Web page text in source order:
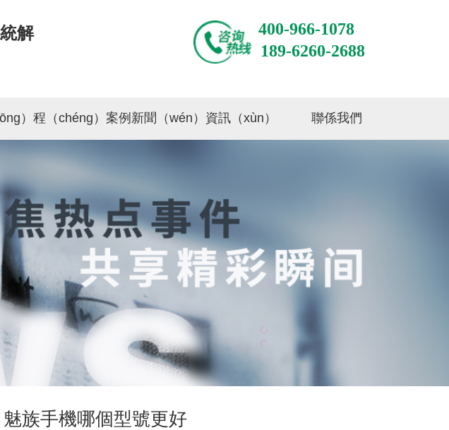
解
400-966-1078
189-6260-2688
）程（chéng）案例 新聞（wén）資訊（xùn） 聯係我們
族手機哪個型號更好